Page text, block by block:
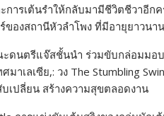
รเต้นรำให้กลับมามีชีวิตชีวาอีกค
องสถานีหัวลำโพง ที่มีอายุยาวนา
นตรีแจ๊สชั้นนำ ร่วมขับกล่อมมอบ
ศมาเลเซีย,: วง The Stumbling
บเปลี่ยน สร้างความสุขตลอดงาน